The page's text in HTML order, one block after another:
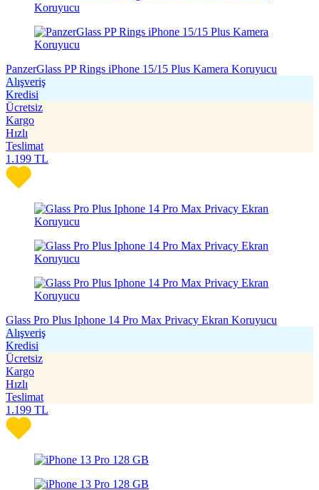
PanzerGlass PP Rings iPhone 15/15 Plus Kamera Koruyucu
Alışveriş
Kredisi
Ücretsiz
Kargo
Hızlı
Teslimat
1.199 TL
Glass Pro Plus Iphone 14 Pro Max Privacy Ekran Koruyucu
Alışveriş
Kredisi
Ücretsiz
Kargo
Hızlı
Teslimat
1.199 TL